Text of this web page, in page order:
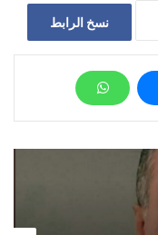
نسخ الرابط